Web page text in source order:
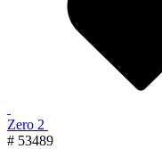
Zero 2
# 53489